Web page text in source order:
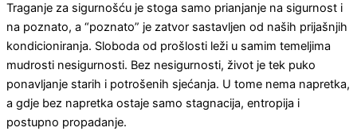
Traganje za sigurnošću je stoga samo prianjanje na sigurnost i
na poznato, a “poznato” je zatvor sastavljen od naših prijašnjih
kondicioniranja. Sloboda od prošlosti leži u samim temeljima
mudrosti nesigurnosti. Bez nesigurnosti, život je tek puko
ponavljanje starih i potrošenih sjećanja. U tome nema napretka,
a gdje bez napretka ostaje samo stagnacija, entropija i
postupno propadanje.